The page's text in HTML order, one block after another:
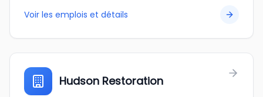
Voir les emplois et détails
Hudson Restoration